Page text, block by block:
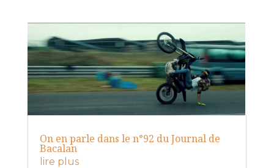
On en parle dans le n°92 du Journal de
Bacalan
lire plus